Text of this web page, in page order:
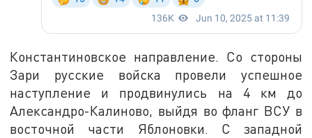
Константиновское направление. Со стороны
Зари русские войска провели успешное
наступление и продвинулись на 4 км до
Александро-Калиново, выйдя во фланг ВСУ в
восточной части Яблоновки. С западной